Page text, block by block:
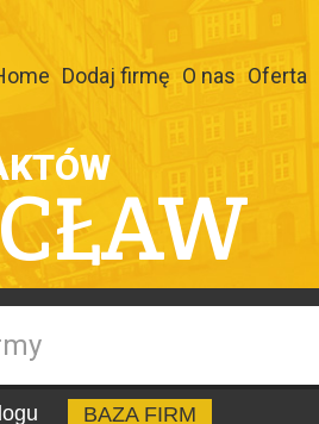
Dodaj firmę O nas Oferta
BAZA FIRM